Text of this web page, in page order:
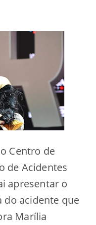
Centro de
de Acidentes
apresentar o
do acidente que
Marília